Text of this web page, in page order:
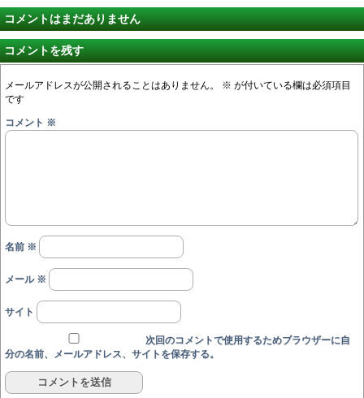
コメントはまだありません
コメントを残す
メールアドレスが公開されることはありません。 ※ が付いている欄は必須項目
です
コメント ※
名前 ※
メール ※
サイト
次回のコメントで使用するためブラウザーに自
分の名前、メールアドレス、サイトを保存する。